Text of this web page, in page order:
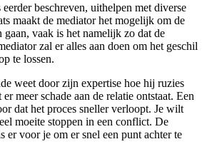
beschreven, uithelpen met diverse
maakt de mediator het mogelijk om de
gaan, vaak is het namelijk zo dat de
zal er alles aan doen om het geschil
te lossen.
weet door zijn expertise hoe hij ruzies
meer schade aan de relatie ontstaat. Een
dat het proces sneller verloopt. Je wilt
moeite stoppen in een conflict. De
er voor je om er snel een punt achter te